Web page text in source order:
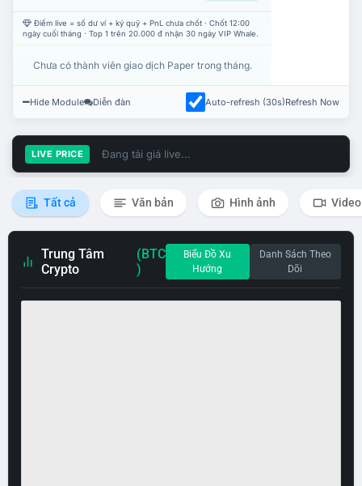
Điểm live = số dư ví + ký quỹ + PnL chưa chốt · Chốt 12:00
ngày cuối tháng · Top 1 trên 20.000 đ nhận 30 ngày VIP Whale.
Chưa có thành viên giao dịch Paper trong tháng.
Hide Module Diễn đàn Auto-refresh (30s)Refresh Now
LIVE PRICE Đang tải giá live...
Tất cả Văn bản Hình ảnh Video
Trung Tâm
Crypto
(BTC
)
Biểu Đồ Xu
Hướng
Danh Sách Theo
Dõi